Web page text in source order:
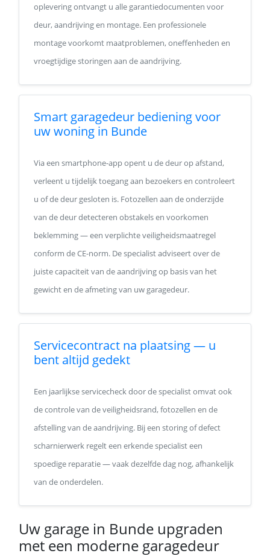
oplevering ontvangt u alle garantiedocumenten voor
deur, aandrijving en montage. Een professionele
montage voorkomt maatproblemen, oneffenheden en
vroegtijdige storingen aan de aandrijving.
Smart garagedeur bediening voor
uw woning in Bunde
Via een smartphone-app opent u de deur op afstand,
verleent u tijdelijk toegang aan bezoekers en controleert
u of de deur gesloten is. Fotozellen aan de onderzijde
van de deur detecteren obstakels en voorkomen
beklemming — een verplichte veiligheidsmaatregel
conform de CE-norm. De specialist adviseert over de
juiste capaciteit van de aandrijving op basis van het
gewicht en de afmeting van uw garagedeur.
Servicecontract na plaatsing — u
bent altijd gedekt
Een jaarlijkse servicecheck door de specialist omvat ook
de controle van de veiligheidsrand, fotozellen en de
afstelling van de aandrijving. Bij een storing of defect
scharnierwerk regelt een erkende specialist een
spoedige reparatie — vaak dezelfde dag nog, afhankelijk
van de onderdelen.
Uw garage in Bunde upgraden
met een moderne garagedeur